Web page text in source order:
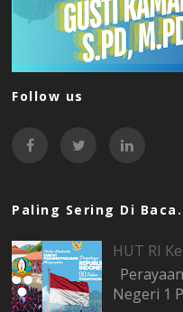
Follow us
Paling Sering Di
HUT RI
Negeri 1